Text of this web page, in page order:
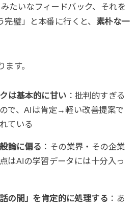
みたいなフィードバック、それを
璧」と本番に行くと、 素朴な一
す。
は基本的に甘い ：批判的すぎる
で、AIは肯定→軽い改善提案で
ている
論に偏る ：その業界・その企業
はAIの学習データには十分入っ
の間」を肯定的に処理する ：あ